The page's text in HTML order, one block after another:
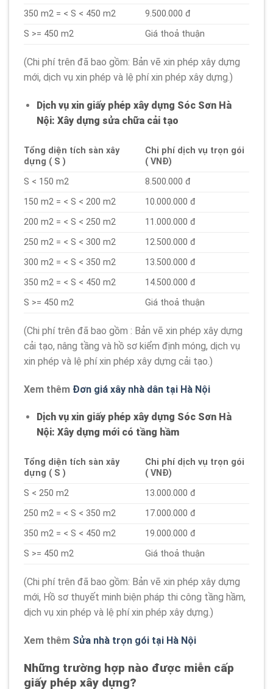
350 m2 = < S < 450 m2
9.500.000 đ
S >= 450 m2
Giá thoả thuận
(Chi phí trên đã bao gồm: Bản vẽ xin phép xây dựng
mới, dịch vụ xin phép và lệ phí xin phép xây dựng.)
Dịch vụ xin giấy phép xây dựng Sóc Sơn Hà
Nội: Xây dựng sửa chữa cải tạo
Tổng diện tích sàn xây
dựng ( S )
Chi phí dịch vụ trọn gói
( VNĐ)
S < 150 m2
8.500.000 đ
150 m2 = < S < 200 m2
10.000.000 đ
200 m2 = < S < 250 m2
11.000.000 đ
250 m2 = < S < 300 m2
12.500.000 đ
300 m2 = < S < 350 m2
13.500.000 đ
350 m2 = < S < 450 m2
14.500.000 đ
S >= 450 m2
Giá thoả thuận
(Chi phí trên đã bao gồm : Bản vẽ xin phép xây dựng
cải tạo, nâng tầng và hồ sơ kiểm định móng, dịch vụ
xin phép và lệ phí xin phép xây dựng cải tạo.)
Xem thêm Đơn giá xây nhà dân tại Hà Nội
Dịch vụ xin giấy phép xây dựng Sóc Sơn Hà
Nội: Xây dựng mới có tầng hầm
Tổng diện tích sàn xây
dựng ( S )
Chi phí dịch vụ trọn gói
( VNĐ)
S < 250 m2
13.000.000 đ
250 m2 = < S < 350 m2
17.000.000 đ
350 m2 = < S < 450 m2
19.000.000 đ
S >= 450 m2
Giá thoả thuận
(Chi phí trên đã bao gồm: Bản vẽ xin phép xây dựng
mới, Hồ sơ thuyết minh biện pháp thi công tầng hầm,
dịch vụ xin phép và lệ phí xin phép xây dựng.)
Xem thêm Sửa nhà trọn gói tại Hà Nội
Những trường hợp nào được miễn cấp
giấy phép xây dựng?